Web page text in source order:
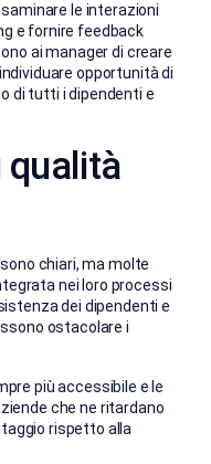
le interazioni
e fornire feedback
ai manager di creare
opportunità di
di tutti i dipendenti e
qualità
chiari, ma molte
nei loro processi
dei dipendenti e
ostacolare i
più accessibile e le
che ne ritardano
rispetto alla